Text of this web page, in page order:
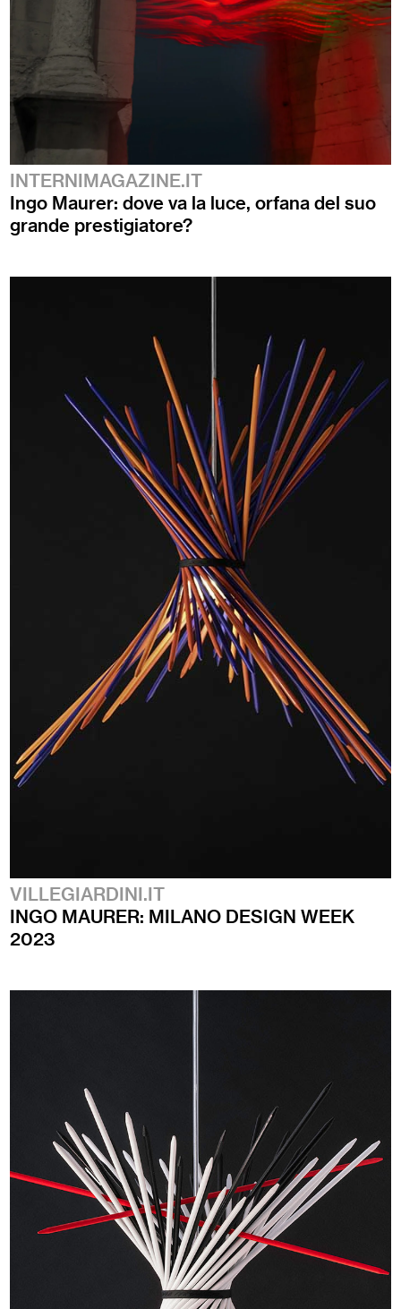
INTERNIMAGAZINE.IT
Ingo Maurer: dove va la luce, orfana del suo
grande prestigiatore?
VILLEGIARDINI.IT
INGO MAURER: MILANO DESIGN WEEK
2023